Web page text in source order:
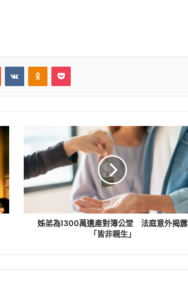
姊弟為1300萬遺產對簿公堂 法庭意外揭露
「皆非親生」